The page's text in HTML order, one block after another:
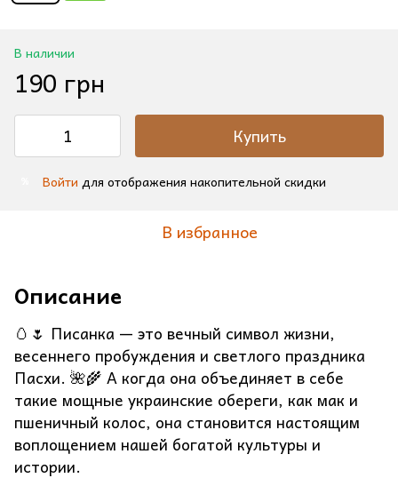
В наличии
190 грн
Купить
Войти для отображения накопительной скидки
В избранное
Описание
🥚🌷 Писанка — это вечный символ жизни,
весеннего пробуждения и светлого праздника
Пасхи. 🌺🌾 А когда она объединяет в себе
такие мощные украинские обереги, как мак и
пшеничный колос, она становится настоящим
воплощением нашей богатой культуры и
истории.